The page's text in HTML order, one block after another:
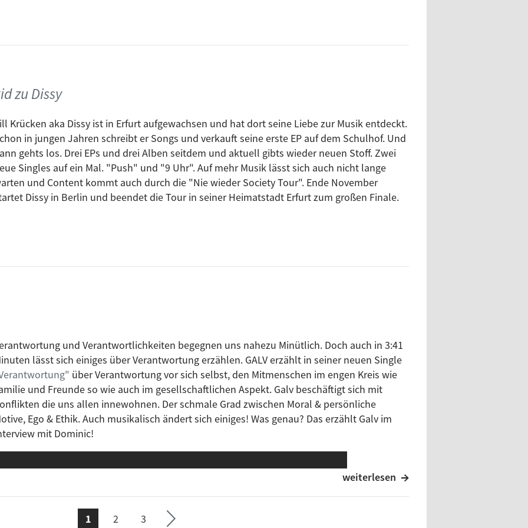
Gemeinsam mit dem Publikum sang sie ein lautes „Happy Birthday“ für ihre
laut: Freundlich, ebenfalls aus Stuttgart, ließ mit seinen Beats den ganzen Raum
Danach ging’s am Radiomikro noch um Talent, Übung und Zukunftspläne.
Künstler:inneninterviews gibt es noch bis zum 7. Februar 2026 in derMediathekzum
Kultur und Kunst Baden-Württemberg und die Kulturabteilung der Stadt Ulm,
möglich gemacht haben. Danke auch an alle fleißigen Helfer:innen und Beteiligten vor
nie möglich gewesen wäre.
die uns mit offenen Armen in ihren besonderen Ort der Begegnung
Punk, Trustfundbabes (Berlin) New Wave, Bikini Beach (Konstanz) Garage-Rock
zu Dissy
Krücken aka Dissy ist in Erfurt aufgewachsen und hat dort seine Liebe zur Musik entdeckt.
in jungen Jahren schreibt er Songs und verkauft seine erste EP auf dem Schulhof. Und
gehts los. Drei EPs und drei Alben seitdem und aktuell gibts wieder neuen Stoff. Zwei
Singles auf ein Mal. "Push" und "9 Uhr". Auf mehr Musik lässt sich auch nicht lange
und Content kommt auch durch die "Nie wieder Society Tour". Ende November
Dissy in Berlin und beendet die Tour in seiner Heimatstadt Erfurt zum großen Finale.
und Verantwortlichkeiten begegnen uns nahezu Minütlich. Doch auch in 3:41
lässt sich einiges über Verantwortung erzählen. GALV erzählt in seiner neuen Single
über Verantwortung vor sich selbst, den Mitmenschen im engen Kreis wie
und Freunde so wie auch im gesellschaftlichen Aspekt. Galv beschäftigt sich mit
die uns allen innewohnen. Der schmale Grad zwischen Moral & persönliche
Ego & Ethik. Auch musikalisch ändert sich einiges! Was genau? Das erzählt Galv im
mit Dominic!
weiterlesen
1 2 3
Seite